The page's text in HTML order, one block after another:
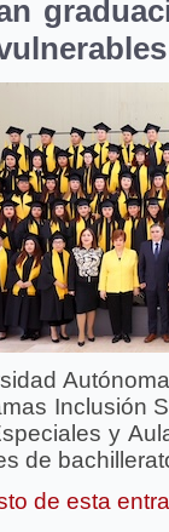
Inclusión
y
de
de esta